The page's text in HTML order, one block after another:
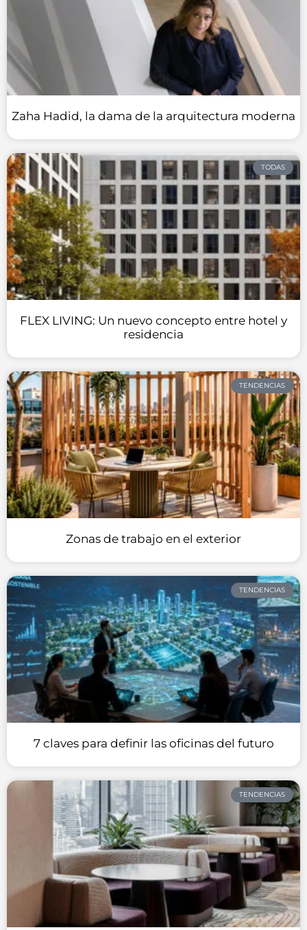
Zaha Hadid, la dama de la arquitectura moderna
TODAS
FLEX LIVING: Un nuevo concepto entre hotel y
residencia
TENDENCIAS
Zonas de trabajo en el exterior
TENDENCIAS
7 claves para definir las oficinas del futuro
TENDENCIAS